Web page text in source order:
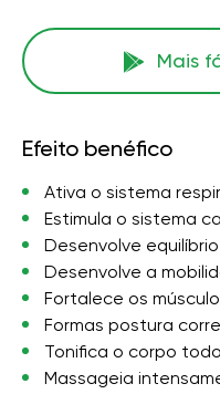
Mais
Efeito benéfico
Ativa o sistema
Estimula o sistema
Desenvolve
Desenvolve a
Fortalece os
Formas postura
Tonifica o corpo todo
Massageia